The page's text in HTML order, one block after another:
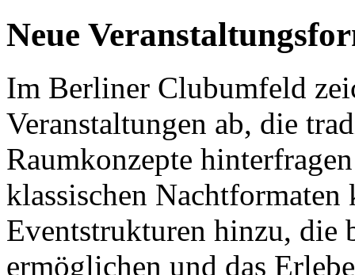
Neue
Im Berliner Clubumfeld
Veranstaltungen ab, die
Raumkonzepte
klassischen
Eventstrukturen hinzu, die
ermöglichen und das